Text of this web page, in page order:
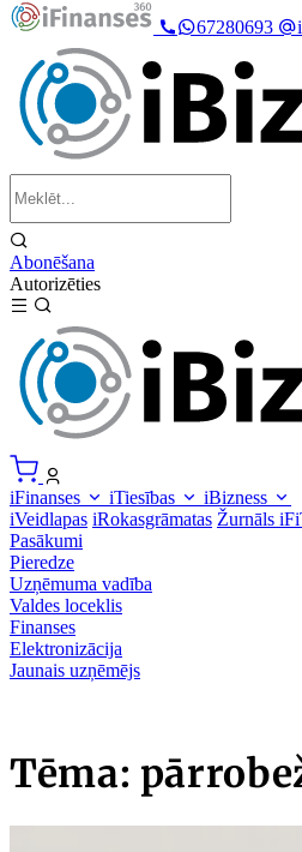
67280693
Abonēšana
Autorizēties
iFinanses iTiesības
iBizness
iVeidlapas iRokasgrāmatas Žurnāls
Pasākumi
Pieredze
Uzņēmuma vadība
Valdes loceklis
Finanses
Elektronizācija
Jaunais uzņēmējs
Tēma: